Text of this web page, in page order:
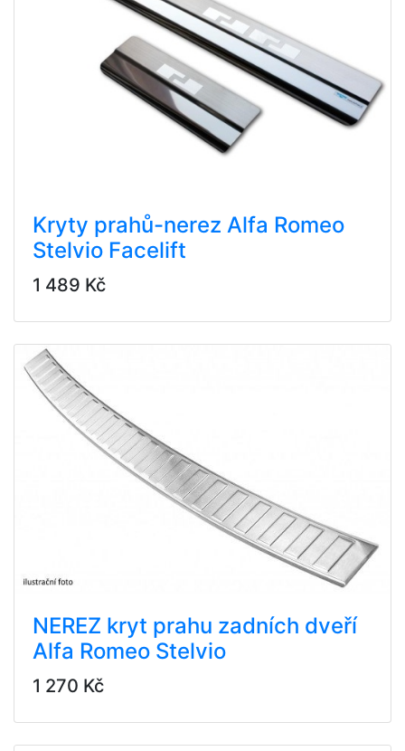
Kryty prahů-nerez Alfa Romeo
Stelvio Facelift
1 489 Kč
NEREZ kryt prahu zadních dveří
Alfa Romeo Stelvio
1 270 Kč